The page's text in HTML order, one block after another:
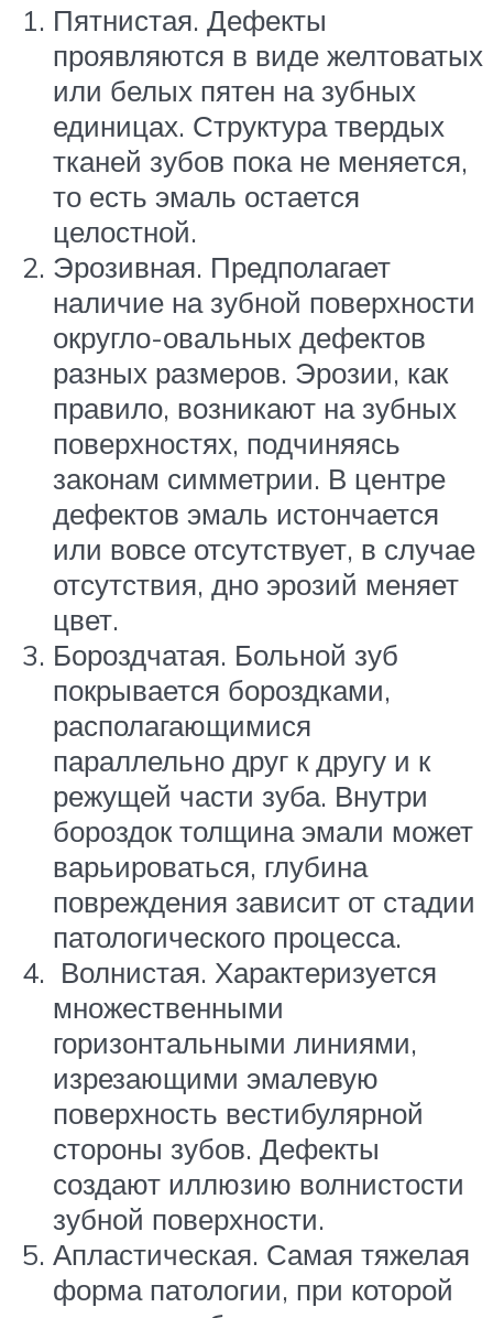
Пятнистая. Дефекты
проявляются в виде желтоватых
или белых пятен на зубных
единицах. Структура твердых
тканей зубов пока не меняется,
то есть эмаль остается
целостной.
Эрозивная. Предполагает
наличие на зубной поверхности
округло-овальных дефектов
разных размеров. Эрозии, как
правило, возникают на зубных
поверхностях, подчиняясь
законам симметрии. В центре
дефектов эмаль истончается
или вовсе отсутствует, в случае
отсутствия, дно эрозий меняет
цвет.
Бороздчатая. Больной зуб
покрывается бороздками,
располагающимися
параллельно друг к другу и к
режущей части зуба. Внутри
бороздок толщина эмали может
варьироваться, глубина
повреждения зависит от стадии
патологического процесса.
Волнистая. Характеризуется
множественными
горизонтальными линиями,
изрезающими эмалевую
поверхность вестибулярной
стороны зубов. Дефекты
создают иллюзию волнистости
зубной поверхности.
Апластическая. Самая тяжелая
форма патологии, при которой